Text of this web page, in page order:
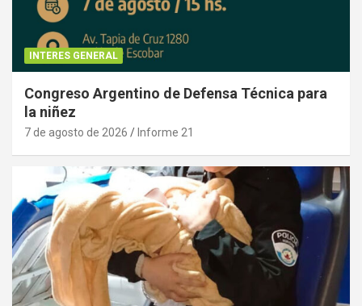
INTERES GENERAL
Congreso Argentino de Defensa Técnica para
la niñez
7 de agosto de 2026 Informe 21